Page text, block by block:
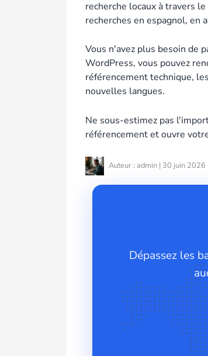
recherche locaux à travers
recherches en espagnol, en
Vous n'avez plus besoin de
WordPress, vous pouvez
référencement technique,
nouvelles langues.
Ne sous-estimez pas
référencement et ouvre
Auteur : admin | 30 juin 2026
Dépassez les